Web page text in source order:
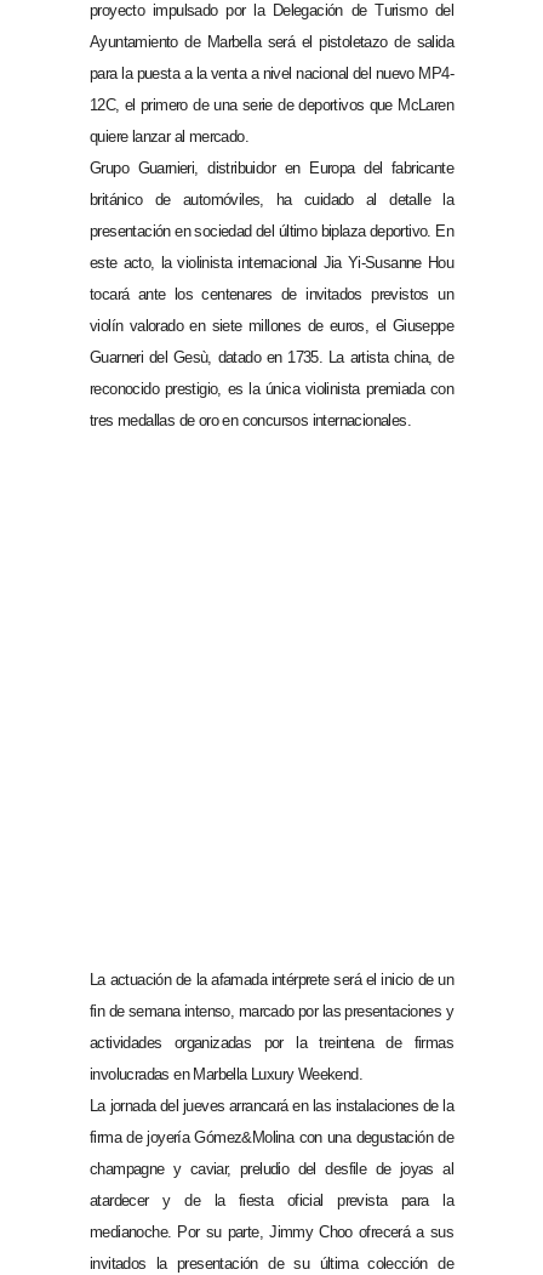
proyecto impulsado por la Delegación de Turismo del
Ayuntamiento de Marbella será el pistoletazo de salida
para la puesta a la venta a nivel nacional del nuevo MP4-
12C, el primero de una serie de deportivos que McLaren
quiere lanzar al mercado.
Grupo Guarnieri, distribuidor en Europa del fabricante
británico de automóviles, ha cuidado al detalle la
presentación en sociedad del último biplaza deportivo. En
este acto, la violinista internacional Jia Yi-Susanne Hou
tocará ante los centenares de invitados previstos un
violín valorado en siete millones de euros, el Giuseppe
Guarneri del Gesù, datado en 1735. La artista china, de
reconocido prestigio, es la única violinista premiada con
tres medallas de oro en concursos internacionales.
La actuación de la afamada intérprete será el inicio de un
fin de semana intenso, marcado por las presentaciones y
actividades organizadas por la treintena de firmas
involucradas en Marbella Luxury Weekend.
La jornada del jueves arrancará en las instalaciones de la
firma de joyería Gómez&Molina con una degustación de
champagne y caviar, preludio del desfile de joyas al
atardecer y de la fiesta oficial prevista para la
medianoche. Por su parte, Jimmy Choo ofrecerá a sus
invitados la presentación de su última colección de